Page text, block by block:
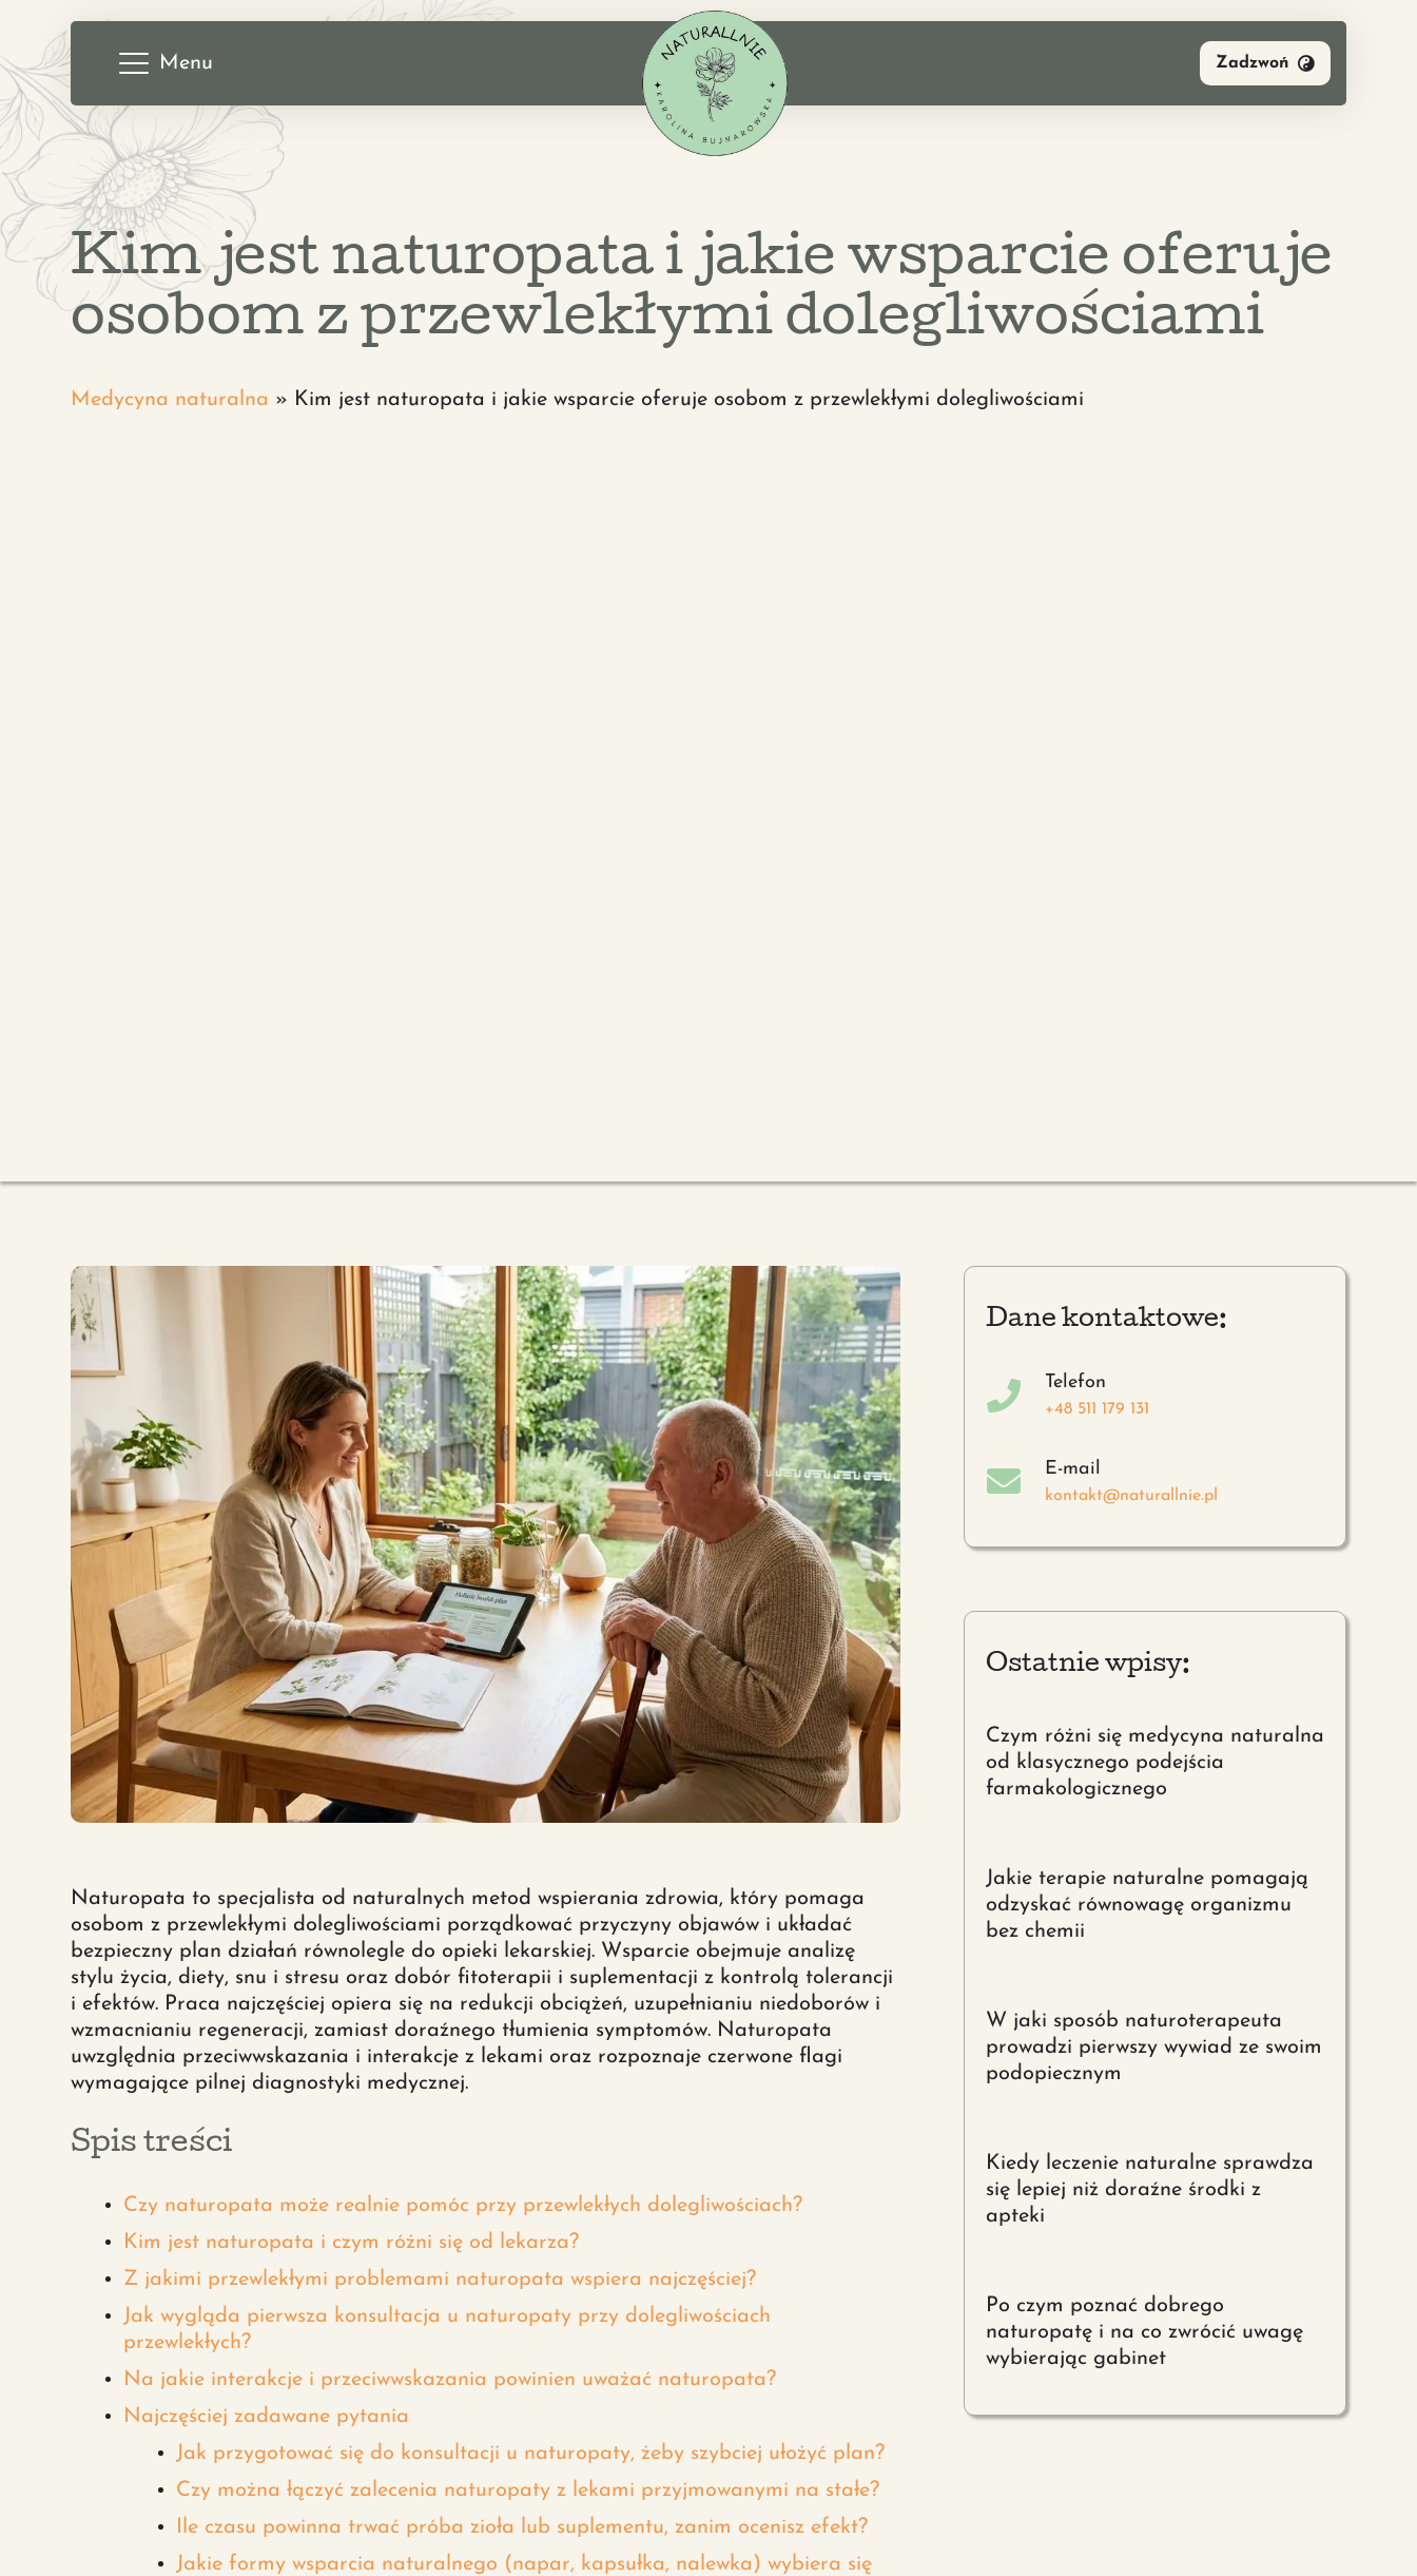
Menu Zadzwoń
Kim jest naturopata i jakie wsparcie oferuje
osobom z przewlekłymi dolegliwościami
Medycyna naturalna » Kim jest naturopata i jakie wsparcie oferuje osobom z przewlekłymi dolegliwościami
Naturopata to specjalista od naturalnych metod wspierania zdrowia, który pomaga
osobom z przewlekłymi dolegliwościami porządkować przyczyny objawów i układać
bezpieczny plan działań równolegle do opieki lekarskiej. Wsparcie obejmuje analizę
stylu życia, diety, snu i stresu oraz dobór fitoterapii i suplementacji z kontrolą tolerancji
i efektów. Praca najczęściej opiera się na redukcji obciążeń, uzupełnianiu niedoborów i
wzmacnianiu regeneracji, zamiast doraźnego tłumienia symptomów. Naturopata
uwzględnia przeciwwskazania i interakcje z lekami oraz rozpoznaje czerwone flagi
wymagające pilnej diagnostyki medycznej.
Spis treści
Czy naturopata może realnie pomóc przy przewlekłych dolegliwościach?
Kim jest naturopata i czym różni się od lekarza?
Z jakimi przewlekłymi problemami naturopata wspiera najczęściej?
Jak wygląda pierwsza konsultacja u naturopaty przy dolegliwościach
przewlekłych?
Na jakie interakcje i przeciwwskazania powinien uważać naturopata?
Najczęściej zadawane pytania
Jak przygotować się do konsultacji u naturopaty, żeby szybciej ułożyć plan?
Czy można łączyć zalecenia naturopaty z lekami przyjmowanymi na stałe?
Ile czasu powinna trwać próba zioła lub suplementu, zanim ocenisz efekt?
Jakie formy wsparcia naturalnego (napar, kapsułka, nalewka) wybiera się
Dane kontaktowe:
Telefon
+48 511 179 131
E-mail
kontakt@naturallnie.pl
Ostatnie wpisy:
Czym różni się medycyna naturalna
od klasycznego podejścia
farmakologicznego
Jakie terapie naturalne pomagają
odzyskać równowagę organizmu
bez chemii
W jaki sposób naturoterapeuta
prowadzi pierwszy wywiad ze swoim
podopiecznym
Kiedy leczenie naturalne sprawdza
się lepiej niż doraźne środki z
apteki
Po czym poznać dobrego
naturopatę i na co zwrócić uwagę
wybierając gabinet